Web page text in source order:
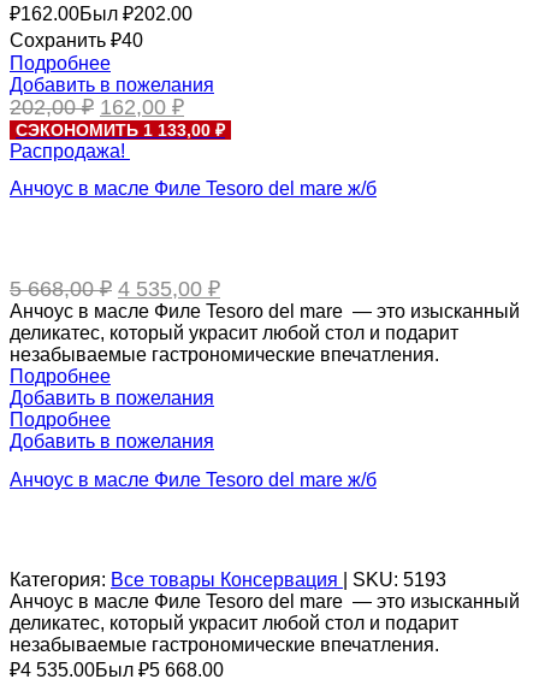
₽162.00Был ₽202.00
Сохранить ₽40
Подробнее
Добавить в пожелания
202,00₽ Первоначальная
цена
составляла
162,00 ₽Текущая
цена:
СЭКОНОМИТЬ 1 133,00 ₽
Распродажа!
Анчоус в масле Филе Tesoro del mare ж/б
5 668,00₽ Первоначальная
цена
составляла
5
4 535,00 ₽Текущая
цена:
4
535,00 ₽.
Анчоус в масле Филе Tesoro del mare — это изысканный
деликатес, который украсит любой стол и подарит
незабываемые гастрономические впечатления.
Подробнее
Добавить в пожелания
Подробнее
Добавить в пожелания
Анчоус в масле Филе Tesoro del mare ж/б
Категория: Все товары Консервация SKU: 5193
Анчоус в масле Филе Tesoro del mare — это изысканный
деликатес, который украсит любой стол и подарит
незабываемые гастрономические впечатления.
₽4 535.00Был ₽5 668.00